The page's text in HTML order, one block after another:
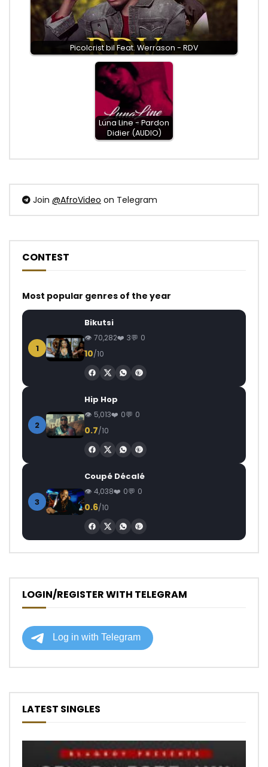
Picolcrist bil Feat. Werrason - RDV
Luna Line - Pardon
Didier (AUDIO)
Join @AfroVideo on Telegram
CONTEST
Most popular genres of the year
1
Bikutsi
70,282 3 0
10/10
2
Hip Hop
5,013 0 0
0.7/10
3
Coupé Décalé
4,038 0 0
0.6/10
LOGIN/REGISTER WITH TELEGRAM
LATEST SINGLES